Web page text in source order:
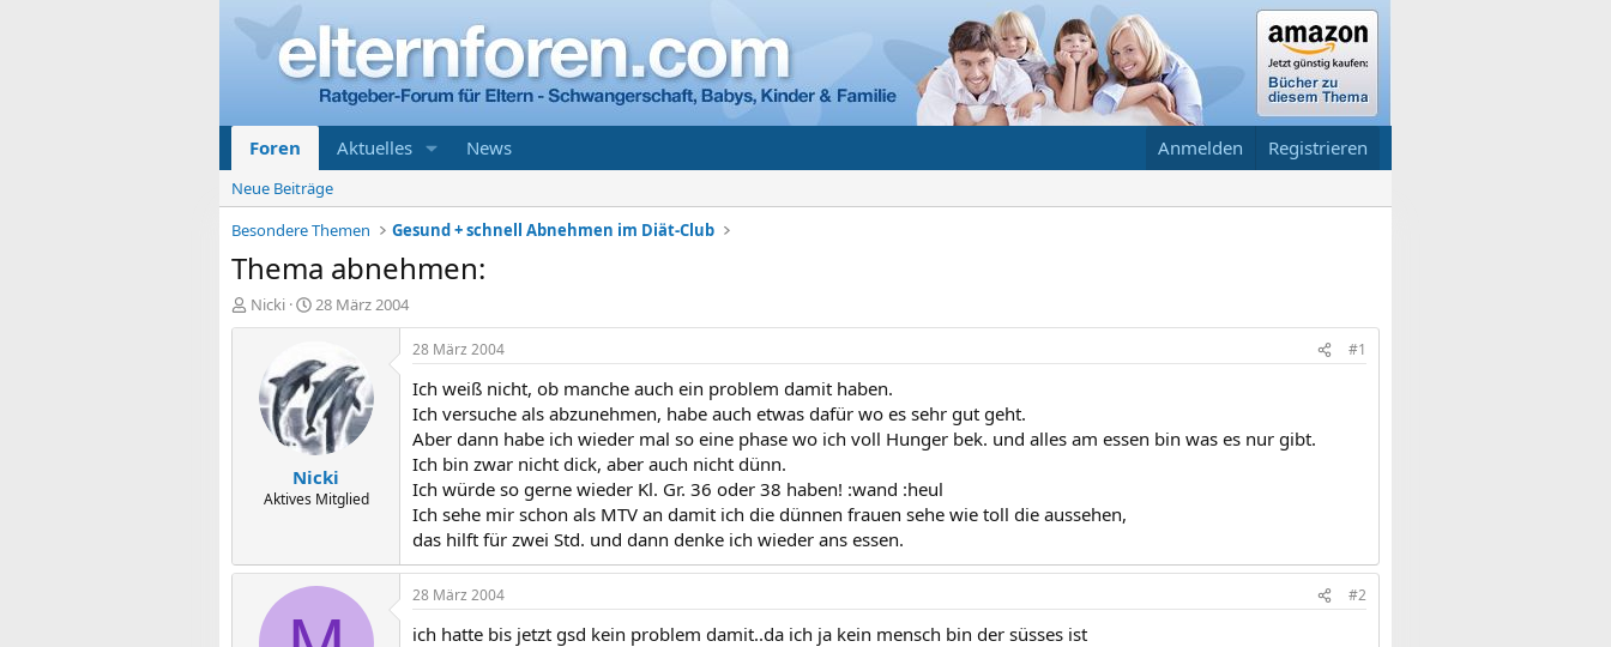
Foren Aktuelles News Anmelden Registrieren
Neue Beiträge
Besondere Themen
Gesund + schnell Abnehmen im Diät-Club
Thema abnehmen:
E
r
Nicki
E
r
t
e
l
l
t
a
m
28 März 2004
Nicki
Aktives Mitglied
28 März 2004 #1
Ich weiß nicht, ob manche auch ein problem damit haben.
Ich versuche als abzunehmen, habe auch etwas dafür wo es sehr gut geht.
Aber dann habe ich wieder mal so eine phase wo ich voll Hunger bek. und alles am essen bin was es nur gibt.
Ich bin zwar nicht dick, aber auch nicht dünn.
Ich würde so gerne wieder Kl. Gr. 36 oder 38 haben! :wand :heul
Ich sehe mir schon als MTV an damit ich die dünnen frauen sehe wie toll die aussehen,
das hilft für zwei Std. und dann denke ich wieder ans essen.
28 März 2004 #2
ich hatte bis jetzt gsd kein problem damit..da ich ja kein mensch bin der süsses ist